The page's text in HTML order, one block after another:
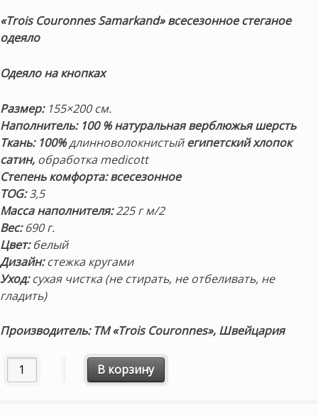
«Trois Couronnes Samarkand» всесезонное стеганое
одеяло
Одеяло на кнопках
Размер:155×200 см.
Наполнитель: 100 % натуральная верблюжья шерсть
Ткань: 100%длинноволокнистыйегипетский хлопок
сатин, обработка medicott
Степень комфорта: всесезонное
TOG:3,5
Масса наполнителя:225 г м/2
Вес:690 г.
Цвет:белый
Дизайн:стежка кругами
Уход:сухая чистка (не стирать, не отбеливать, не
гладить)
Производитель: ТМ «Trois Couronnes», Швейцария
Количество товара «Trois Couronnes Samarkand»
В корзину